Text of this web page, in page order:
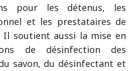
pour les détenus, les
et les prestataires de
Il soutient aussi la mise en
de désinfection des
savon, du désinfectant et